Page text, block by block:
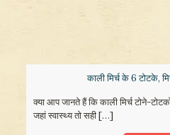
काली मिर्च के 6 टोटके,
क्या आप जानते हैं कि काली मिर्च टोने-
जहां स्वास्थ्य तो सही[…]